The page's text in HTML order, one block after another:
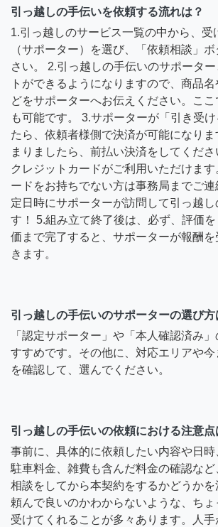
引っ越しの手伝いを依頼する流れは？
1.引っ越しのサービス一覧の中から、受
（サポーター）を選び、「依頼相談」
さい。 2.引っ越しの手伝いのサポータ
トができるようになりますので、商品
どをサポーターへお伝えください。こ
も可能です。 3.サポーターが「引き受
たら、依頼者様側で決済が可能になり
まりましたら、前払い決済をしてくださ
クレジットカードがご利用いただけま
ードをお持ちでない方は事務局までご
定日時にサポーターが訪問して引っ越し
す！ 5.組み立て終了後は、必ず、評価
価まで完了すると、サポーターが報酬
きます。
引っ越しの手伝いのサポーターの選び方
「認定サポーター」や「本人確認済み
すすめです。その他に、対応エリアや
を確認して、選んでください。
引っ越しの手伝いの依頼における注意点
事前に、具体的に依頼したい内容や日
駐車料金、雑費も含んだ料金の確認など
相談をしてから本契約をするかどうかを
頼んで良いのかわからないような、ち
受けてくれることが多々あります。人